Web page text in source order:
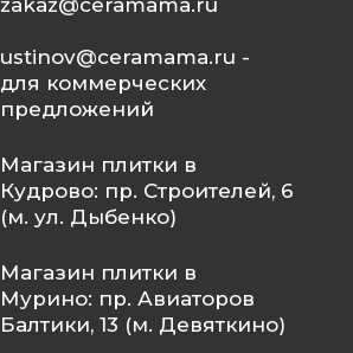
ustinov@ceramama.ru -
для коммерческих
предложений
Магазин плитки в
Кудрово: пр. Строителей, 6
(м. ул. Дыбенко)
Магазин плитки в
Мурино: пр. Авиаторов
Балтики, 13 (м. Девяткино)